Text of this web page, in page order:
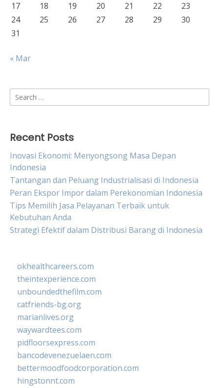
17
18 19 20 21 22
23
24
25 26 27 28 29
30
31
« Mar
Search
for:
Recent Posts
Inovasi Ekonomi: Menyongsong Masa Depan
Indonesia
Tantangan dan Peluang Industrialisasi di Indonesia
Peran Ekspor Impor dalam Perekonomian Indonesia
Tips Memilih Jasa Pelayanan Terbaik untuk
Kebutuhan Anda
Strategi Efektif dalam Distribusi Barang di Indonesia
okhealthcareers.com
theintexperience.com
unboundedthefilm.com
catfriends-bg.org
marianlives.org
waywardtees.com
pidfloorsexpress.com
bancodevenezuelaen.com
bettermoodfoodcorporation.com
hingstonnt.com